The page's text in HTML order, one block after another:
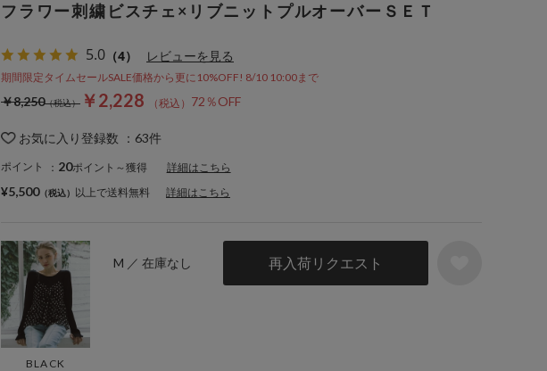
フラワー刺繍ビスチェ×リブニットプルオーバーＳＥＴ
5.0 （4） レビューを見る
期間限定タイムセールSALE価格から更に10%OFF! 8/10 10:00まで
￥2,228 72％OFF
￥8,250
お気に入り登録数 ： 63件
ポイント ： 20ポイント～獲得 詳細はこちら
BLACK
M ／ 在庫なし 再入荷リクエスト
¥5,500 以上で送料無料 詳細はこちら